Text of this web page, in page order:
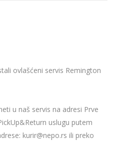
ovlašćeni servis Remington
u naš servis na adresi Prve
uslugu putem
kurir@nepo.rs ili preko